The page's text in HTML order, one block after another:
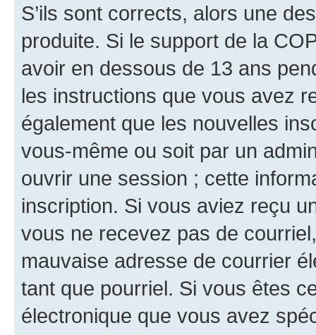
S’ils sont corrects, alors une
produite. Si le support de la
avoir en dessous de 13 ans
les instructions que vous avez
également que les nouvelles
vous-même ou soit par un
ouvrir une session ; cette
inscription. Si vous aviez reçu
vous ne recevez pas de
mauvaise adresse de courrier
tant que pourriel. Si vous êtes
électronique que vous avez